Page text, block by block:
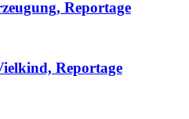
Reportage
Reportage